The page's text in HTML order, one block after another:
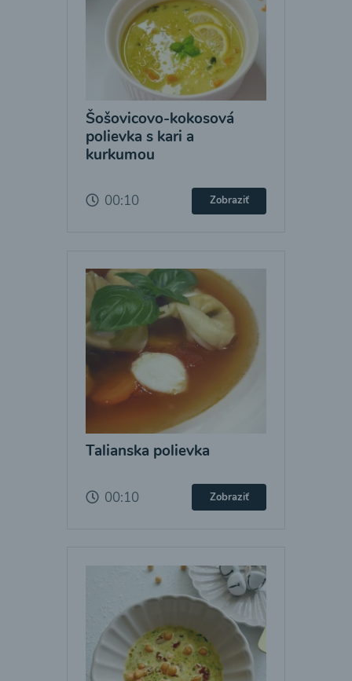
Šošovicovo-kokosová
polievka s kari a
kurkumou
00:10 Zobraziť
Talianska polievka
00:10 Zobraziť